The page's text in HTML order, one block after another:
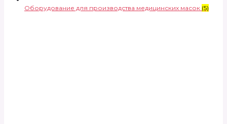
Оборудование для производства медицинских масок (5)